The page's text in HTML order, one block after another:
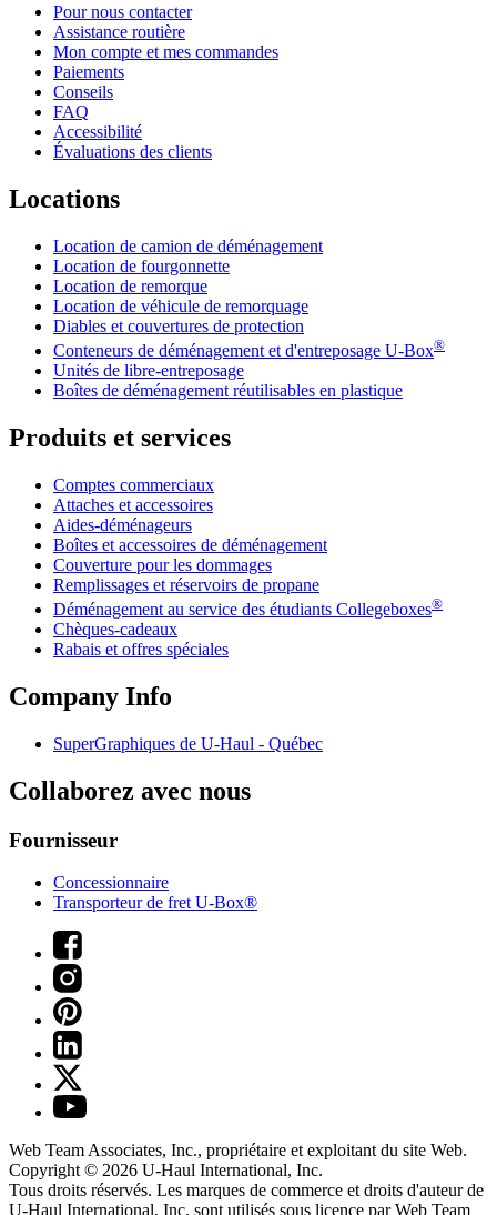
Pour nous contacter
Assistance routière
Mon compte et mes commandes
Paiements
Conseils
FAQ
Accessibilité
Évaluations des clients
Locations
Location de camion de déménagement
Location de fourgonnette
Location de remorque
Location de véhicule de remorquage
Diables et couvertures de protection
Conteneurs de déménagement et d'entreposage U-Box®
Unités de libre-entreposage
Boîtes de déménagement réutilisables en plastique
Produits et services
Comptes commerciaux
Attaches et accessoires
Aides-déménageurs
Boîtes et accessoires de déménagement
Couverture pour les dommages
Remplissages et réservoirs de propane
Déménagement au service des étudiants Collegeboxes®
Chèques-cadeaux
Rabais et offres spéciales
Company Info
SuperGraphiques de U-Haul - Québec
Collaborez avec nous
Fournisseur
Concessionnaire
Transporteur de fret U-Box®
Web Team Associates, Inc., propriétaire et exploitant du site Web.
Copyright © 2026 U-Haul International, Inc.
Tous droits réservés. Les marques de commerce et droits d'auteur de
U-Haul International, Inc. sont utilisés sous licence par Web Team